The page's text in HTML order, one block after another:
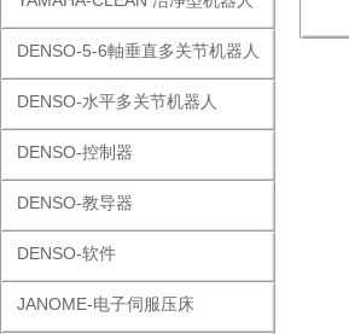
DENSO-5-6軸垂直多关节机器人
DENSO-水平多关节机器人
DENSO-控制器
DENSO-教导器
DENSO-软件
JANOME-电子伺服压床